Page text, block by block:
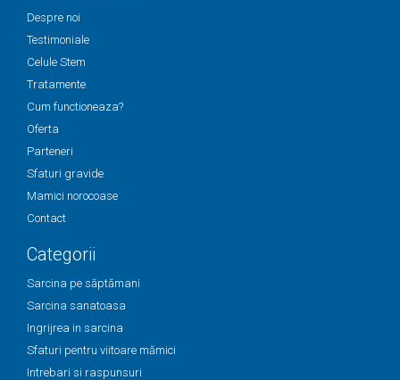
Despre noi
Testimoniale
Celule Stem
Tratamente
Cum functioneaza?
Oferta
Parteneri
Sfaturi gravide
Mamici norocoase
Contact
Categorii
Sarcina pe săptămani
Sarcina sanatoasa
Ingrijrea in sarcina
Sfaturi pentru viitoare mămici
Intrebari si raspunsuri